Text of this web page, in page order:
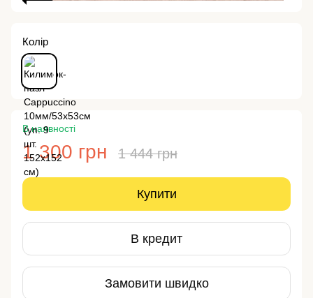
Колір
В наявності
1 300 грн 1 444 грн
Купити
В кредит
Замовити швидко